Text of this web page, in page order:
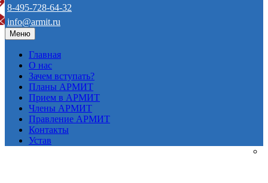
8-495-728-64-32
info@armit.ru
Меню
Главная
О нас
Зачем вступать?
Планы АРМИТ
Прием в АРМИТ
Члены АРМИТ
Правление АРМИТ
Контакты
Устав